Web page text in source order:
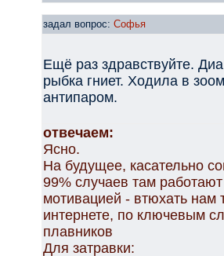
задал вопрос: Софья
Ещё раз здравствуйте.
рыбка гниет. Ходила в
антипаром.
отвечаем:
Ясно.
На будущее, касательно
99% случаев там
мотивацией - втюхать
интернете, по ключевым
плавников
Для затравки: